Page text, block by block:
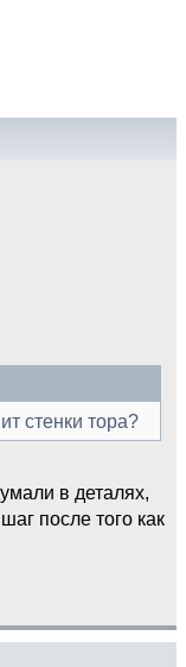
стенки тора?
в деталях,
после того как